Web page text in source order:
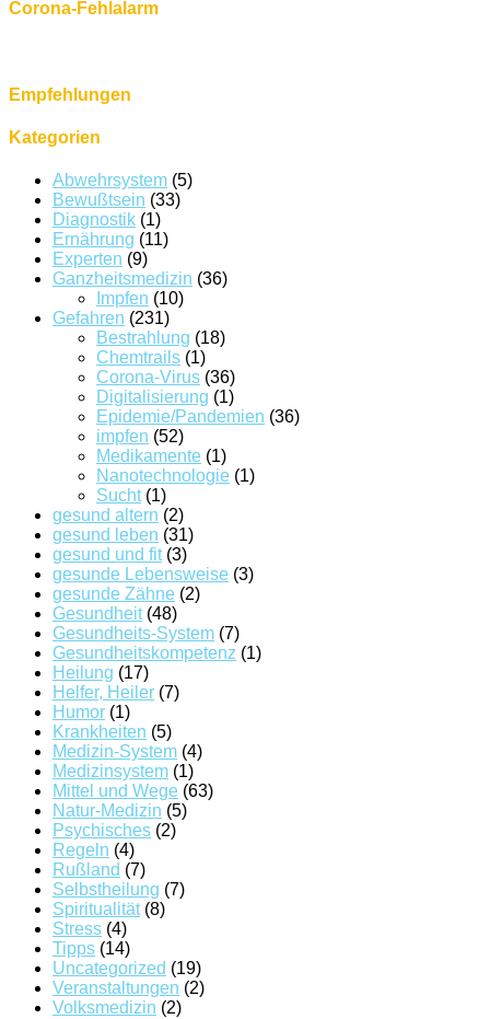
Corona-Fehlalarm
Empfehlungen
Kategorien
Abwehrsystem (5)
Bewußtsein (33)
Diagnostik (1)
Ernährung (11)
Experten (9)
Ganzheitsmedizin (36)
Impfen (10)
Gefahren (231)
Bestrahlung (18)
Chemtrails (1)
Corona-Virus (36)
Digitalisierung (1)
Epidemie/Pandemien (36)
impfen (52)
Medikamente (1)
Nanotechnologie (1)
Sucht(1)
gesund altern (2)
gesund leben (31)
gesund und fit(3)
gesunde Lebensweise (3)
gesunde Zähne (2)
Gesundheit(48)
Gesundheits-System (7)
Gesundheitskompetenz (1)
Heilung (17)
Helfer, Heiler (7)
Humor (1)
Krankheiten (5)
Medizin-System (4)
Medizinsystem (1)
Mittel und Wege (63)
Natur-Medizin (5)
Psychisches (2)
Regeln (4)
Rußland (7)
Selbstheilung (7)
Spiritualität(8)
Stress (4)
Tipps (14)
Uncategorized (19)
Veranstaltungen (2)
Volksmedizin (2)